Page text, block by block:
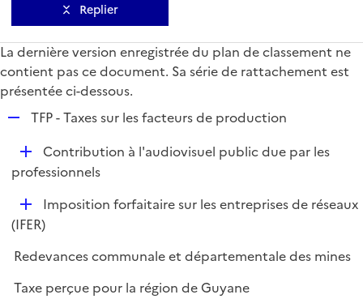
Replier
La dernière version enregistrée du plan de classement ne
contient pas ce document. Sa série de rattachement est
présentée ci-dessous.
p
l
i
e
r
TFP - Taxes sur les facteurs de production
D
é
i
e
r
Contribution à l'audiovisuel public due par les
professionnels
D
é
l
i
Imposition forfaitaire sur les entreprises de réseaux
(IFER)
Redevances communale et départementale des mines
Taxe perçue pour la région de Guyane